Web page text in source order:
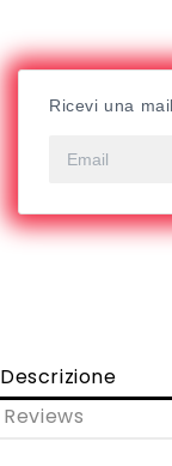
Ricevi una
Descrizione
Reviews